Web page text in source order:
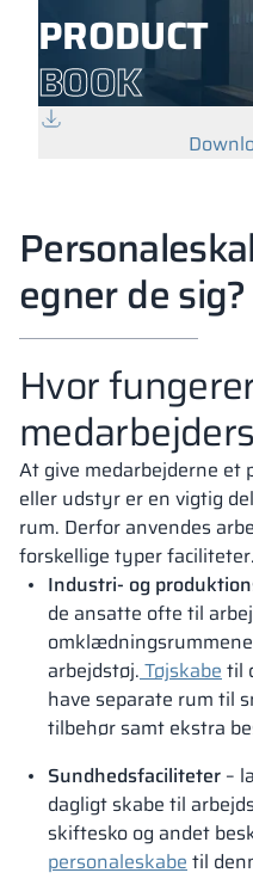
PRODUCT
BOOK
egner de sig?
Hvor
At give medarbejderne
eller udstyr er en vigtig
rum. Derfor anvendes
forskellige typer faciliteter.
Industri- og
de ansatte ofte til
arbejdstøj. Tøjskabetil
have separate rum til
tilbehør samt ekstra
Sundhedsfaciliteter –
dagligt skabe til
skiftesko og andet
personaleskabetil